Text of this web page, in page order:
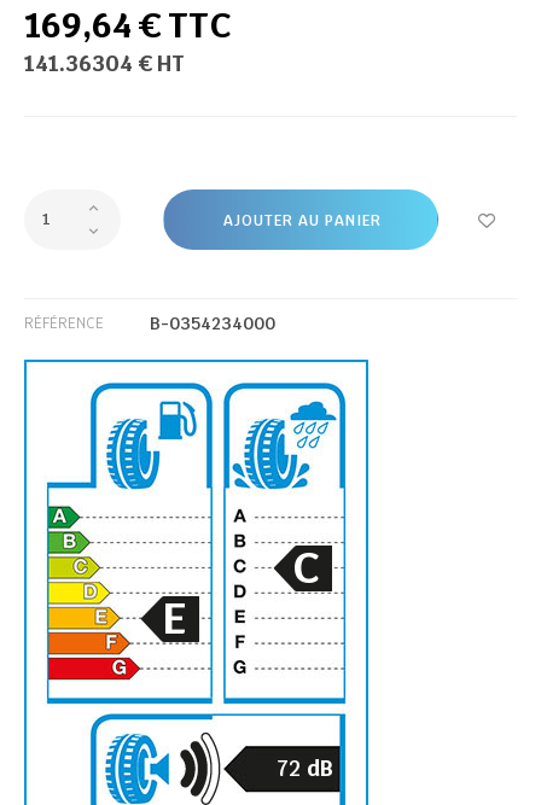
169,64 € TTC
141.36304 € HT
AJOUTER AU PANIER
RÉFÉRENCE B-0354234000
E
C
72 dB